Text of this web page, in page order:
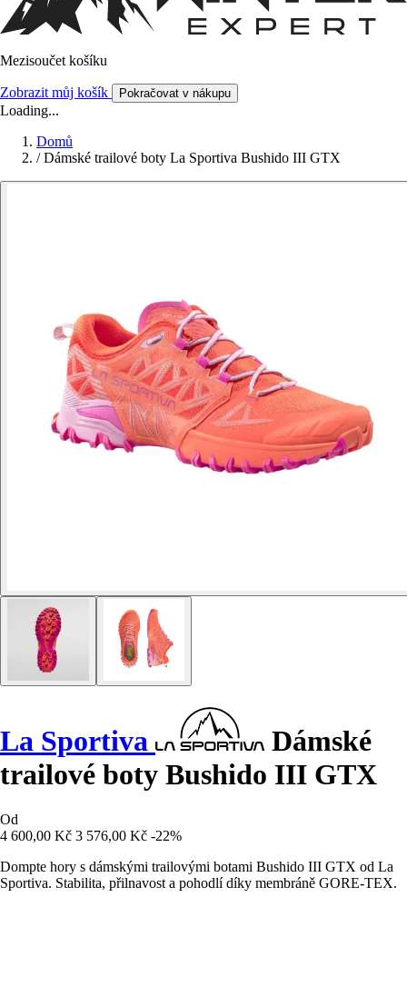
Mezisoučet košíku
Zobrazit můj košík Pokračovat v nákupu
Loading...
Domů
/ Dámské trailové boty La Sportiva Bushido III GTX
La Sportiva
Dámské
trailové boty Bushido III GTX
Od
4 600,00 Kč 3 576,00 Kč -22%
Dompte hory s dámskými trailovými botami Bushido III GTX od La
Sportiva. Stabilita, přilnavost a pohodlí díky membráně GORE-TEX.